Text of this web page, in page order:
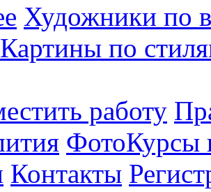
Художники по
Картины по
работу
ФотоКурсы
Контакты